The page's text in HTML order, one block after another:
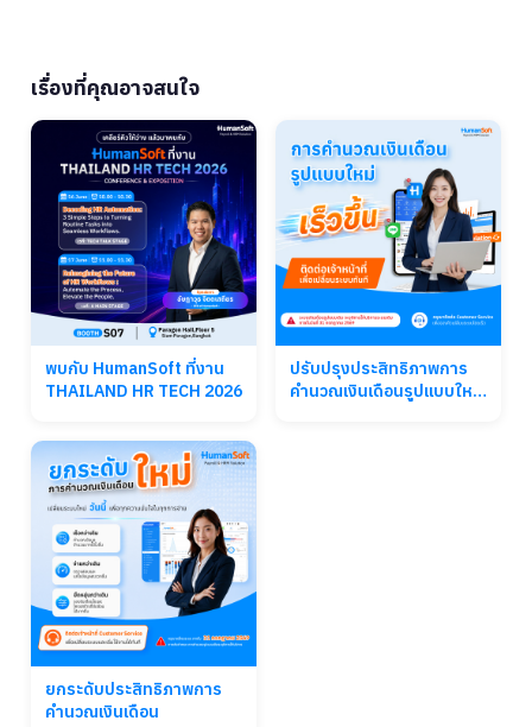
เรื่องที่คุณอาจสนใจ
พบกับ HumanSoft ที่งาน
THAILAND HR TECH 2026
ปรับปรุงประสิทธิภาพการ
คำนวณเงินเดือนรูปแบบใหม่
ยกระดับประสิทธิภาพการ
คำนวณเงินเดือน